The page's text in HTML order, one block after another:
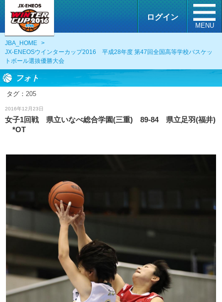
ログイン
MENU
JBA_HOME
>
JX-ENEOSウインターカップ2016 平成28年度 第47回全国高等学校バスケッ
トボール選抜優勝大会
フォト
タグ： 205
2016年12月23日
女子1回戦 県立いなべ総合学園(三重) 89-84 県立足羽(福井)
*OT